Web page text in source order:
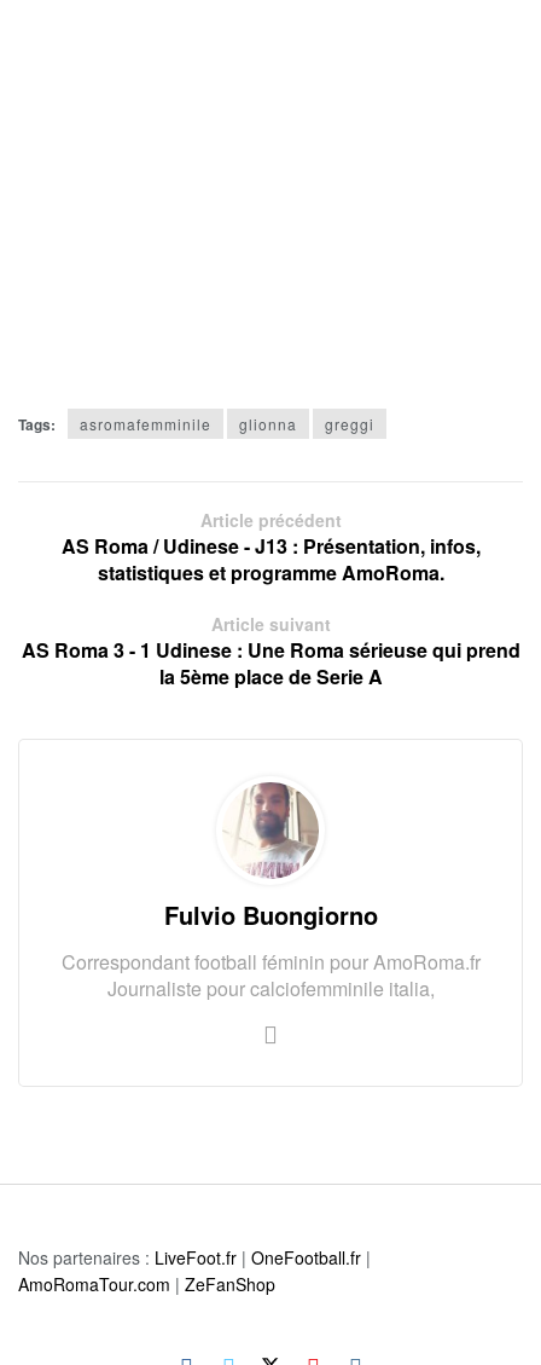
Tags: asromafemminile glionna greggi
Article précédent
AS Roma / Udinese - J13 : Présentation, infos,
statistiques et programme AmoRoma.
Article suivant
AS Roma 3 - 1 Udinese : Une Roma sérieuse qui prend
la 5ème place de Serie A
Fulvio Buongiorno
Correspondant football féminin pour AmoRoma.fr
Journaliste pour calciofemminile italia,
Nos partenaires : LiveFoot.fr | OneFootball.fr |
AmoRomaTour.com | ZeFanShop